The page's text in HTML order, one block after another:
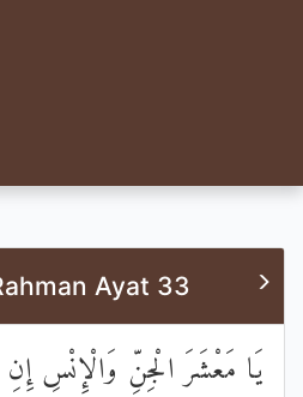
Ayat 33
يَا مَعْشَرَ الْجِنِّ وَالْإِنْسِ إِنِ